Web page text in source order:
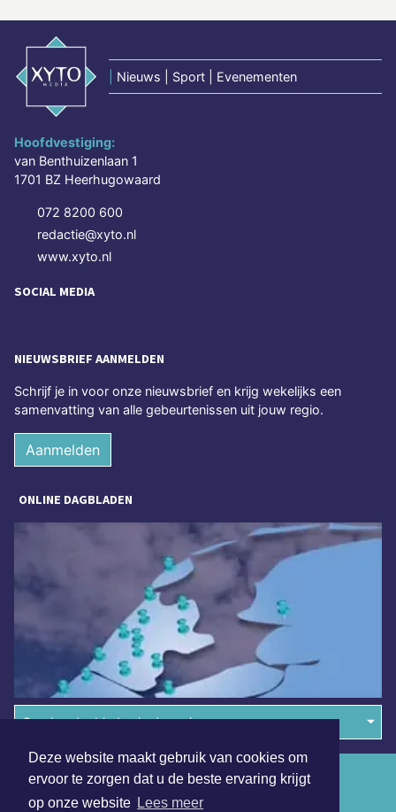
Deze website maakt gebruik van cookies om
ervoor te zorgen dat u de beste ervaring krijgt
op onze website Lees meer
Nieuws | Sport | Evenementen
Hoofdvestiging:
van Benthuizenlaan 1
1701 BZ Heerhugowaard
072 8200 600
redactie@xyto.nl
www.xyto.nl
SOCIAL MEDIA
NIEUWSBRIEF AANMELDEN
Schrijf je in voor onze nieuwsbrief en krijg wekelijks een
samenvatting van alle gebeurtenissen uit jouw regio.
Aanmelden
ONLINE DAGBLADEN
Overige dagbladen in de regio
Algemene voorwaarden
Disclaimer